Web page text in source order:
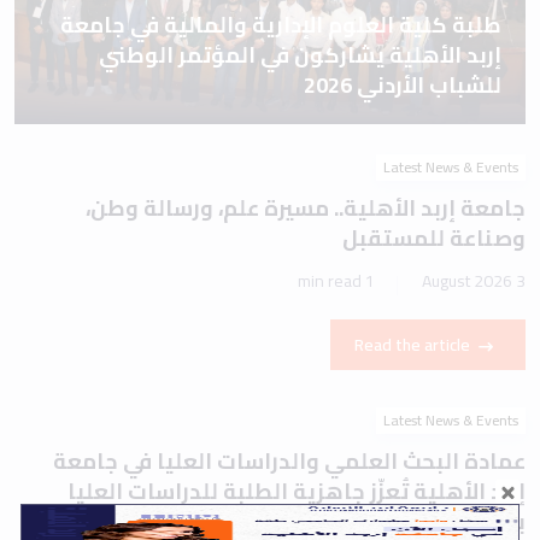
طلبة كلية العلوم الإدارية والمالية في جامعة
إربد الأهلية يشاركون في المؤتمر الوطني
للشباب الأردني 2026
Latest News & Events
جامعة إربد الأهلية.. مسيرة علم، ورسالة وطن،
وصناعة للمستقبل
3 August 2026
1 min read
Read the article
Latest News & Events
عمادة البحث العلمي والدراسات العليا في جامعة
إربد الأهلية تُعزّز جاهزية الطلبة للدراسات العليا
بورشة تعريفية حول اختباري IELTS وTOEFL